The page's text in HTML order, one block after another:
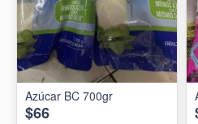
Azúcar BC 700gr
$66